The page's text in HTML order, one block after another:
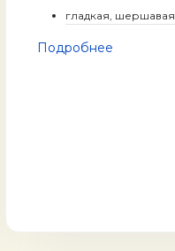
гладкая, шершавая
Подробнее